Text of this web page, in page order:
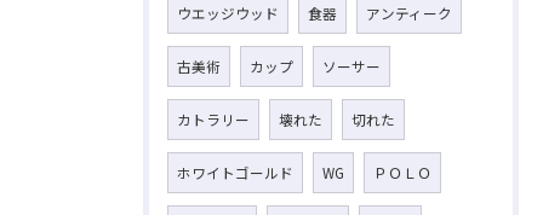
ウエッジウッド 食器 アンティーク
古美術 カップ ソーサー
カトラリー 壊れた 切れた
ホワイトゴールド WG ＰＯＬＯ